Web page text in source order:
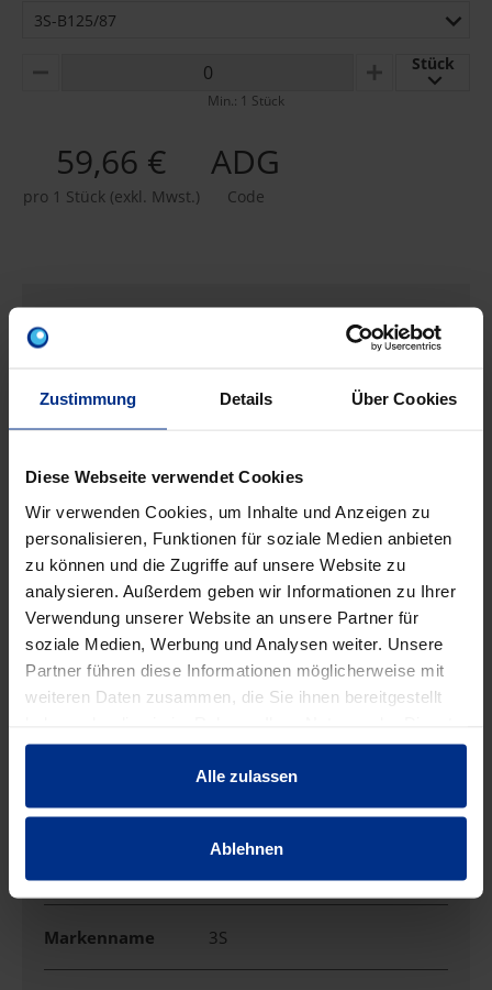
Zustimmung Details Über Cookies
Diese Webseite verwendet Cookies
Wir verwenden Cookies, um Inhalte und Anzeigen zu
personalisieren, Funktionen für soziale Medien anbieten
zu können und die Zugriffe auf unsere Website zu
analysieren. Außerdem geben wir Informationen zu Ihrer
Verwendung unserer Website an unsere Partner für
soziale Medien, Werbung und Analysen weiter. Unsere
Partner führen diese Informationen möglicherweise mit
weiteren Daten zusammen, die Sie ihnen bereitgestellt
gesammelt haben.
Alle zulassen
Ablehnen
3S-B125/87
MINUS PLUS
Stück
Min.: 1 Stück
59,66 €
pro 1 Stück (exkl. Mwst.)
ADG
Code
Anwendungsklass
e
Ausdehnungskoeff
izient
Außendurchmess
er
125 mm
Außendurchmess
er Muffe
148 mm
DN 125
Einsatzbereich Abfluss/Lüftung
Markenname 3S